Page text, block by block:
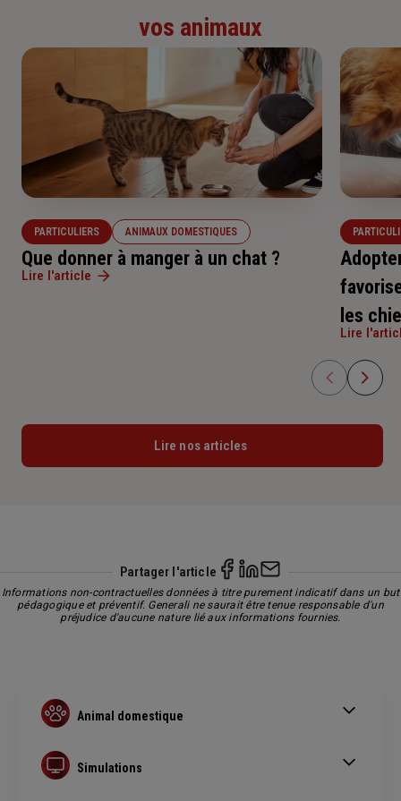
vos animaux
PARTICULIERS ANIMAUX DOMESTIQUES
Que donner à manger à un chat ?
Lire l'article
les
Lire
Lire nos articles
Partager l'article
Informations non-contractuelles données à titre purement indicatif dans un but
pédagogique et préventif. Generali ne saurait être tenue responsable d'un
préjudice d'aucune nature lié aux informations fournies.
Animal domestique
Courir avec son chien
Voyager avec son animal
Simulations